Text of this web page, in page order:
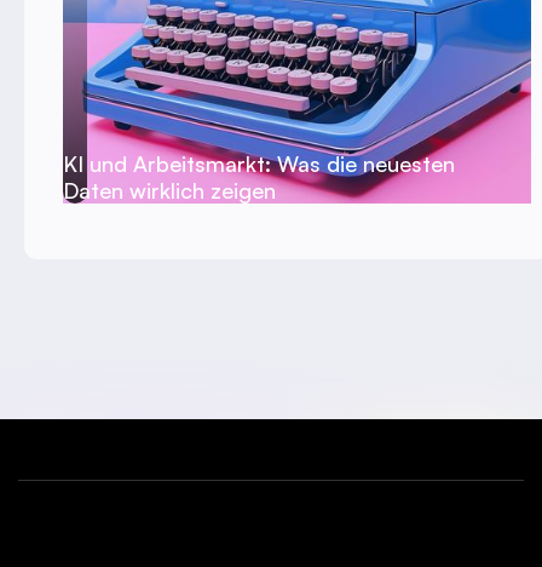
KI und Arbeitsmarkt: Was die neuesten
Daten wirklich zeigen